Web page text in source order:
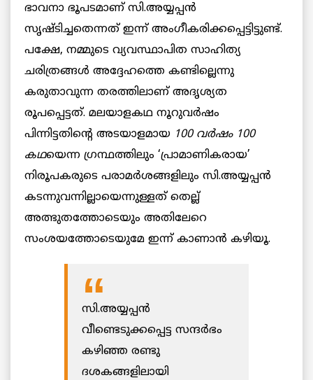
ഭാവനാ ഭൂപടമാണ് സി.അയ്യപ്പന്‍
സൃഷ്ടിച്ചതെന്നത് ഇന്ന് അംഗീകരിക്കപ്പെട്ടിട്ടുണ്ട്.
പക്ഷേ, നമ്മുടെ വ്യവസ്ഥാപിത സാഹിത്യ
ചരിത്രങ്ങള്‍ അദ്ദേഹത്തെ കണ്ടില്ലെന്നു
കരുതാവുന്ന തരത്തിലാണ് അദൃശ്യത
രൂപപ്പെട്ടത്. മലയാളകഥ നൂറുവര്‍ഷം
പിന്നിട്ടതിന്റെ അടയാളമായ 100 വര്‍ഷം 100
കഥയെന്ന ഗ്രന്ഥത്തിലും ‘പ്രാമാണികരായ’
നിരൂപകരുടെ പരാമര്‍ശങ്ങളിലും സി.അയ്യപ്പന്‍
കടന്നുവന്നില്ലായെന്നുള്ളത് തെല്ല്
അത്ഭുതത്തോടെയും അതിലേറെ
സംശയത്തോടെയുമേ ഇന്ന് കാണാന്‍ കഴിയൂ.
സി.അയ്യപ്പന്‍
വീണ്ടെടുക്കപ്പെട്ട സന്ദര്‍ഭം
കഴിഞ്ഞ രണ്ടു
ദശകങ്ങളിലായി